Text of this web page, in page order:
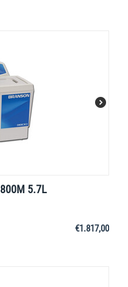
5.7L
€1.817,00